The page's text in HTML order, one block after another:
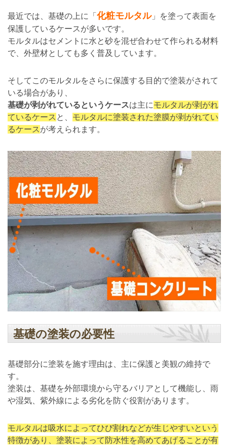
最近では、基礎の上に「 化粧モルタル」を塗って表面を
保護しているケースが多いです。
モルタルはセメントに水と砂を混ぜ合わせて作られる材料
で、外壁材としても多く普及しています。
そしてこのモルタルをさらに保護する目的で塗装がされて
いる場合があり、
基礎が剥がれているというケースは主にモルタルが剥がれ
ているケース と、 モルタルに塗装された塗膜が剥がれてい
るケース が考えられます。
基礎の塗装の必要性
基礎部分に塗装を施す理由は、主に保護と美観の維持で
す。
塗装は、基礎を外部環境から守るバリアとして機能し、雨
や湿気、紫外線による劣化を防ぐ役割があります。
モルタルは吸水によってひび割れなどが生じやすいという
特徴があり、塗装によって防水性を高めてあげることが有